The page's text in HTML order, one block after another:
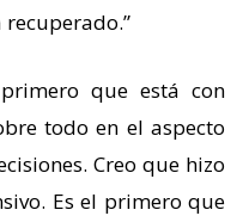
que está con
todo en el aspecto
Creo que hizo
Es el primero que